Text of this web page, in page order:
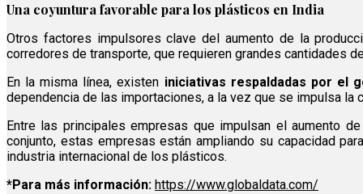
Una coyuntura favorable para los plásticos en India
Otros factores impulsores clave del aumento de la
corredores de transporte, que requieren grandes cantidades
En la misma línea, existen iniciativas respaldadas por el
dependencia de las importaciones, a la vez que se impulsa la
Entre las principales empresas que impulsan el aumento
conjunto, estas empresas están ampliando su capacidad
industria internacional de los plásticos.
*Para más información: https://www.globaldata.com/